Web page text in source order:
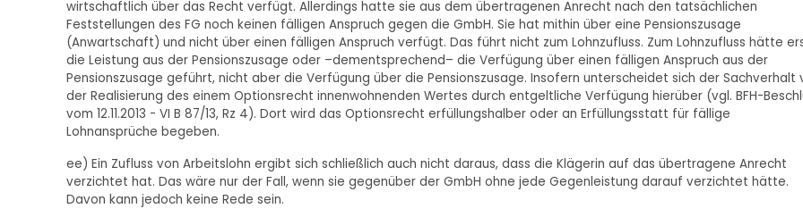
wirtschaftlich über das Recht verfügt. Allerdings hatte sie aus dem übertragenen Anrecht nach den tatsächlichen
Feststellungen des FG noch keinen fälligen Anspruch gegen die GmbH. Sie hat mithin über eine Pensionszusage
(Anwartschaft) und nicht über einen fälligen Anspruch verfügt. Das führt nicht zum Lohnzufluss. Zum Lohnzufluss hätte
die Leistung aus der Pensionszusage oder –dementsprechend– die Verfügung über einen fälligen Anspruch aus der
Pensionszusage geführt, nicht aber die Verfügung über die Pensionszusage. Insofern unterscheidet sich der Sachverhalt
der Realisierung des einem Optionsrecht innenwohnenden Wertes durch entgeltliche Verfügung hierüber (vgl. BFH-
vom 12.11.2013 - VI B 87/13, Rz 4). Dort wird das Optionsrecht erfüllungshalber oder an Erfüllungsstatt für fällige
Lohnansprüche begeben.
ee) Ein Zufluss von Arbeitslohn ergibt sich schließlich auch nicht daraus, dass die Klägerin auf das übertragene Anrecht
verzichtet hat. Das wäre nur der Fall, wenn sie gegenüber der GmbH ohne jede Gegenleistung darauf verzichtet hätte.
Davon kann jedoch keine Rede sein.